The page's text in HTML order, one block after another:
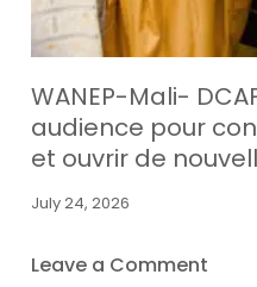
WANEP-Mali-
audience pour
et ouvrir de
July 24, 2026
Leave a Comment